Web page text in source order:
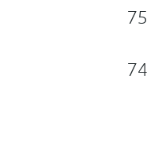
75
74